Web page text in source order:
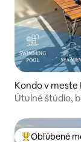
Kondo v meste
Útulné štúdio,
Obľúbené